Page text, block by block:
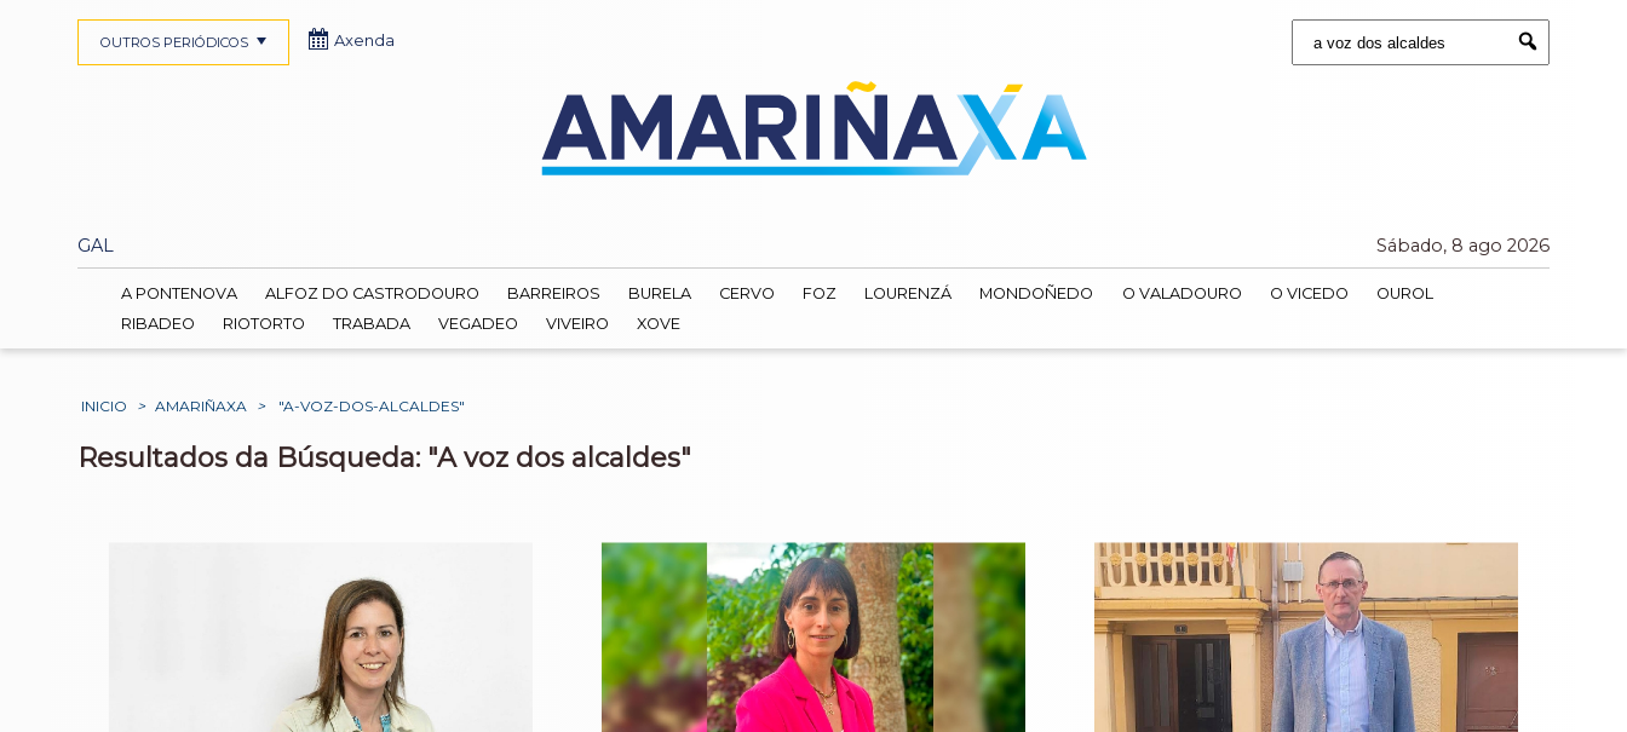
Submit
GAL Sábado, 8 ago 2026
OUTROS PERIÓDICOS Axenda
A PONTENOVA ALFOZ DO CASTRODOURO BARREIROS BURELA CERVO FOZ LOURENZÁ MONDOÑEDO O VALADOURO O VICEDO
OUROL
RIBADEO
RIOTORTO TRABADA VEGADEO VIVEIRO XOVE
INICIO > AMARIÑAXA > "A-VOZ-DOS-ALCALDES"
Resultados da Búsqueda: "A voz dos alcaldes"